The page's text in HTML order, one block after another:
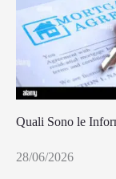
Quali Sono le
28/06/2026